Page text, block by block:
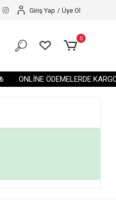
ONLİNE ÖDEMELERDE
Giriş Yap / Üye Ol
0